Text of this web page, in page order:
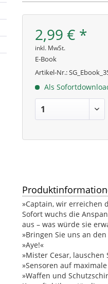
2,99 € *
inkl. MwSt.
E-Book
Artikel-Nr.:
Als
»Captain, wir erreichen
Sofort wuchs die
aus – was würde sie
»Bringen Sie uns an
»Aye!«
»Mister Cesar, lauschen
»Sensoren auf
»Waffen und